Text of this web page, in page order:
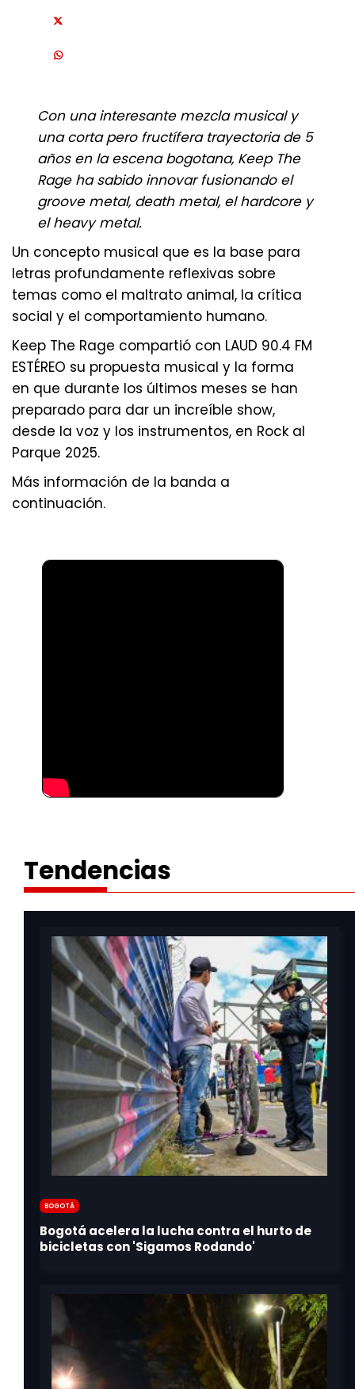
Con una interesante mezcla musical y
una corta pero fructífera trayectoria de 5
años en la escena bogotana, Keep The
Rage ha sabido innovar fusionando el
groove metal, death metal, el hardcore y
el heavy metal.
Un concepto musical que es la base para
letras profundamente reflexivas sobre
temas como el maltrato animal, la crítica
social y el comportamiento humano.
Keep The Rage compartió con LAUD 90.4 FM
ESTÉREO su propuesta musical y la forma
en que durante los últimos meses se han
preparado para dar un increíble show,
desde la voz y los instrumentos, en Rock al
Parque 2025.
Más información de la banda a
continuación.
Tendencias
Bogotá